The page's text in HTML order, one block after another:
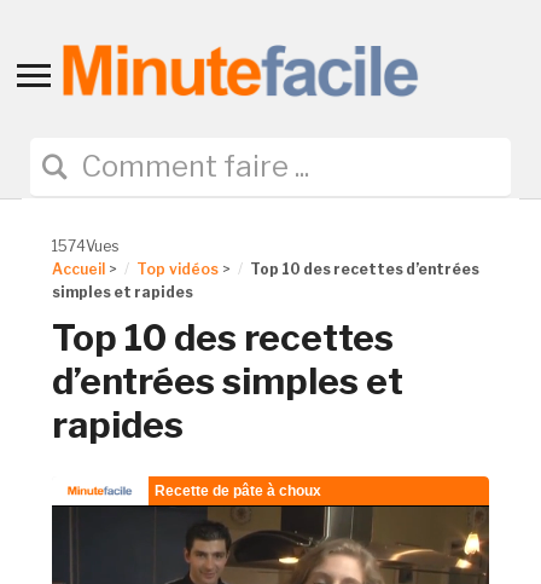
Toggle
navigation
1574Vues
Accueil > Top vidéos >
Top 10 des recettes d’entrées
simples et rapides
Top 10 des recettes
d’entrées simples et
rapides